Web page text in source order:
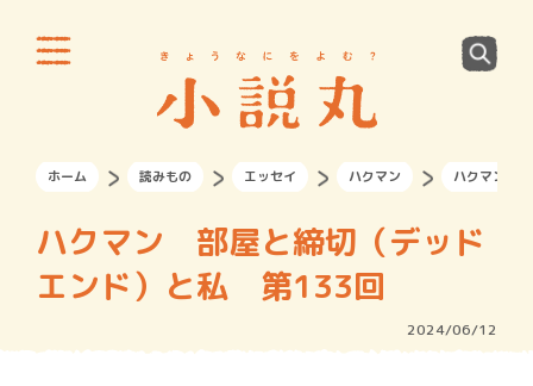
ホーム 読みもの エッセイ ハクマン ハクマン 部
ハクマン 部屋と締切（デッド
エンド）と私 第133回
2024/06/12